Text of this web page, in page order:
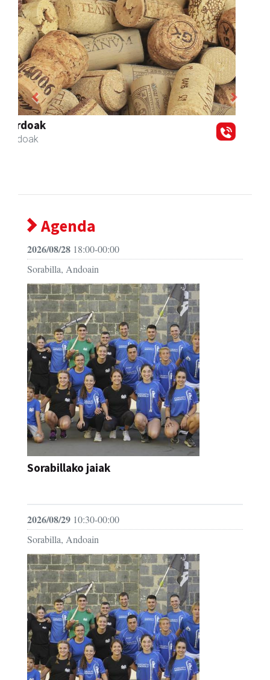
Hiru Jatetxea
Andoain
Previous Next
Agenda
2026/08/28 18:00-00:00
Sorabilla, Andoain
Sorabillako jaiak
2026/08/29 10:30-00:00
Sorabilla, Andoain